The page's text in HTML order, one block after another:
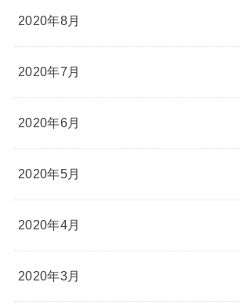
2020年8月
2020年7月
2020年6月
2020年5月
2020年4月
2020年3月